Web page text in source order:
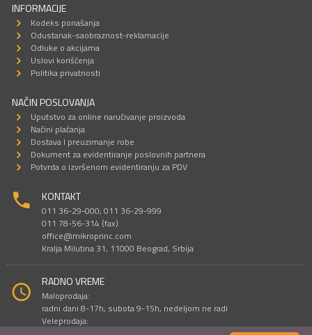
INFORMACIJE
Kodeks ponašanja
Odustanak-saobraznost-reklamacije
Odluke o akcijama
Uslovi korišćenja
Politika privatnosti
NAČIN POSLOVANJA
Uputstvo za online naručivanje proizvoda
Načini plaćanja
Dostava I preuzimanje robe
Dokument za evidentiranje poslovnih partnera
Potvrda o izvršenom evidentiranju za PDV
KONTAKT
011 36-29-000; 011 36-29-999
011 78-56-314 (fax)
office@mikroprinc.com
Kralja Milutina 31, 11000 Beograd, Srbija
RADNO VREME
Maloprodaja:
radni dani 8-17h, subota 9-15h, nedeljom ne radi
Veleprodaja: